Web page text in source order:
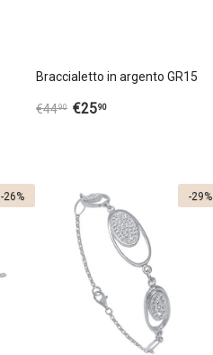
Braccialetto in argento GR15
€4490 €2590
-26% -29%